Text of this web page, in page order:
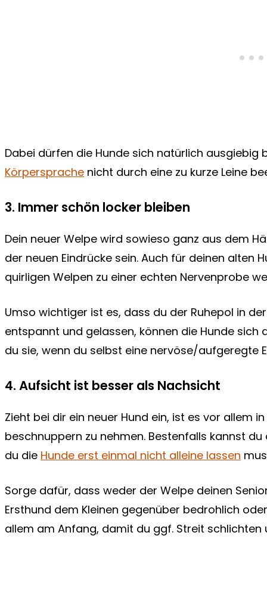
Dabei dürfen die Hunde sich natürlich ausgiebig
Körpersprache nicht durch eine zu kurze Leine
3. Immer schön locker bleiben
Dein neuer Welpe wird sowieso ganz aus dem
der neuen Eindrücke sein. Auch für deinen alten
quirligen Welpen zu einer echten Nervenprobe
Umso wichtiger ist es, dass du der Ruhepol in
entspannt und gelassen, können die Hunde sich
du sie, wenn du selbst eine nervöse/aufgeregte
4. Aufsicht ist besser als Nachsicht
Zieht bei dir ein neuer Hund ein, ist es vor allem
beschnuppern zu nehmen. Bestenfalls kannst
du die Hunde erst einmal nicht alleine lassen
Sorge dafür, dass weder der Welpe deinen
Ersthund dem Kleinen gegenüber bedrohlich
allem am Anfang, damit du ggf. Streit schlichten